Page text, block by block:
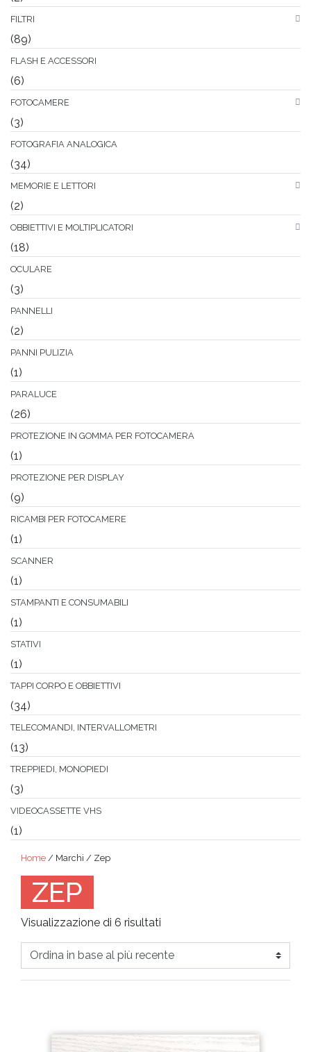
FILTRI
(89)
FLASH E ACCESSORI
(6)
FOTOCAMERE
(3)
FOTOGRAFIA ANALOGICA
(34)
MEMORIE E LETTORI
(2)
OBBIETTIVI E MOLTIPLICATORI
(18)
OCULARE
(3)
PANNELLI
(2)
PANNI PULIZIA
(1)
PARALUCE
(26)
PROTEZIONE IN GOMMA PER FOTOCAMERA
(1)
PROTEZIONE PER DISPLAY
(9)
RICAMBI PER FOTOCAMERE
(1)
SCANNER
(1)
STAMPANTI E CONSUMABILI
(1)
STATIVI
(1)
TAPPI CORPO E OBBIETTIVI
(34)
TELECOMANDI, INTERVALLOMETRI
(13)
TREPPIEDI, MONOPIEDI
(3)
VIDEOCASSETTE VHS
(1)
Home / Marchi / Zep
ZEP
Visualizzazione di 6 risultati
base
al